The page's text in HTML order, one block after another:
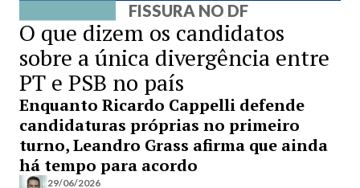
FISSURA NO DF
O que dizem os candidatos
sobre a única divergência entre
PT e PSB no país
Enquanto Ricardo Cappelli defende
candidaturas próprias no primeiro
turno, Leandro Grass afirma que ainda
há tempo para acordo
29/06/2026